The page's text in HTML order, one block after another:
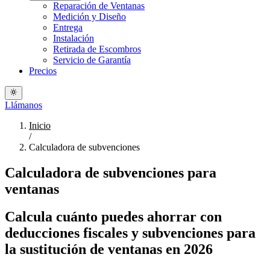
Reparación de Ventanas
Medición y Diseño
Entrega
Instalación
Retirada de Escombros
Servicio de Garantía
Precios
Llámanos
Inicio
/
Calculadora de subvenciones
Calculadora de subvenciones para
ventanas
Calcula cuánto puedes ahorrar con
deducciones fiscales y subvenciones para
la sustitución de ventanas en 2026